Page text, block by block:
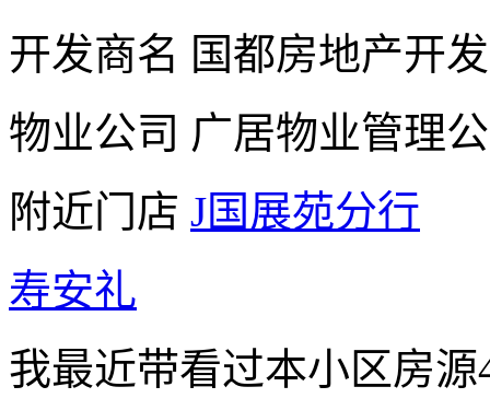
开发商名 国都房地产开
物业公司 广居物业管理
附近门店 J国展苑分行
寿安礼
我最近带看过本小区房